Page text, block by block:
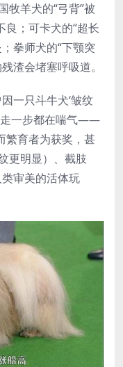
羊犬的“弓背”被
良；可卡犬的“超长
拳师犬的“下颚突
渣会堵塞呼吸道。
一只斗牛犬‘皱纹
走一步都在喘气——
繁育者为获奖，甚
更明显）、截肢
类审美的活体玩